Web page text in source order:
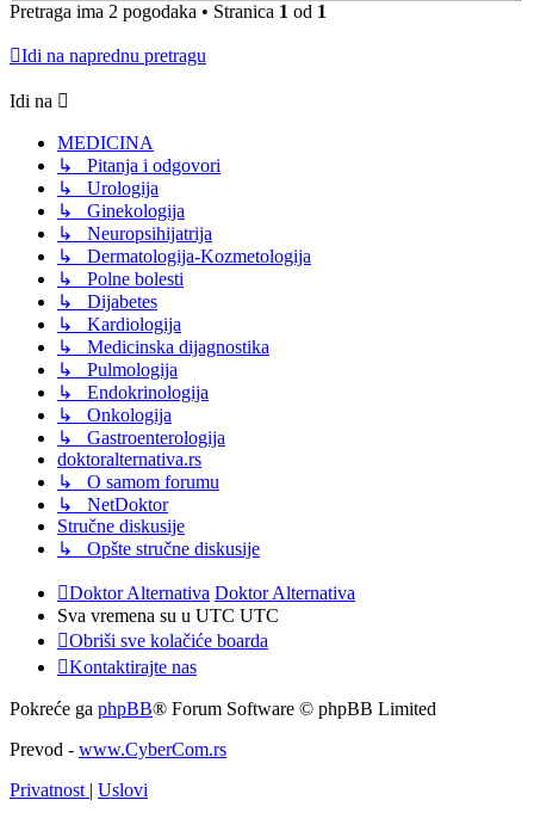
Pretraga ima 2 pogodaka • Stranica 1 od 1
Idi na naprednu pretragu
Idi na
MEDICINA
↳ Pitanja i odgovori
↳ Urologija
↳ Ginekologija
↳ Neuropsihijatrija
↳ Dermatologija-Kozmetologija
↳ Polne bolesti
↳ Dijabetes
↳ Kardiologija
↳ Medicinska dijagnostika
↳ Pulmologija
↳ Endokrinologija
↳ Onkologija
↳ Gastroenterologija
doktoralternativa.rs
↳ O samom forumu
↳ NetDoktor
Stručne diskusije
↳ Opšte stručne diskusije
Doktor Alternativa Doktor Alternativa
Sva vremena su u UTC UTC
Obriši sve kolačiće boarda
Kontaktirajte nas
Pokreće ga phpBB® Forum Software © phpBB Limited
Prevod - www.CyberCom.rs
Privatnost | Uslovi